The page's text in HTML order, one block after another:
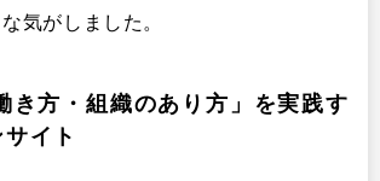
気がしました。
方・組織のあり方」を実践す
イト